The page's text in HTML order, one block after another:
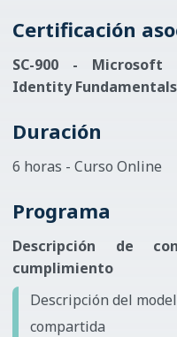
Certificación
SC-900 - Microsoft
Identity Fundamentals
Duración
6 horas - Curso Online
Programa
Descripción de
cumplimiento
Descripción del
compartida